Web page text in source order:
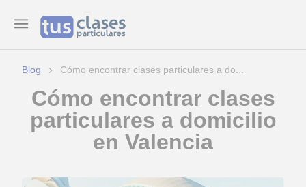
Blog Cómo encontrar clases particulares a do...
Cómo encontrar clases
particulares a domicilio
en Valencia